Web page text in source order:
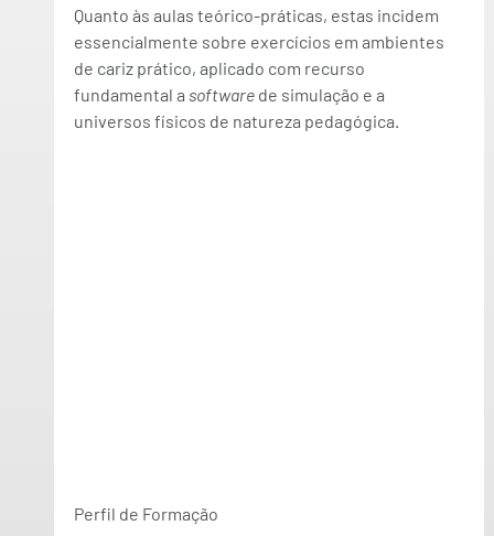
Quanto às aulas teórico-práticas, estas incidem
essencialmente sobre exercícios em ambientes
de cariz prático, aplicado com recurso
fundamental a software de simulação e a
universos físicos de natureza pedagógica.
Perfil de Formação